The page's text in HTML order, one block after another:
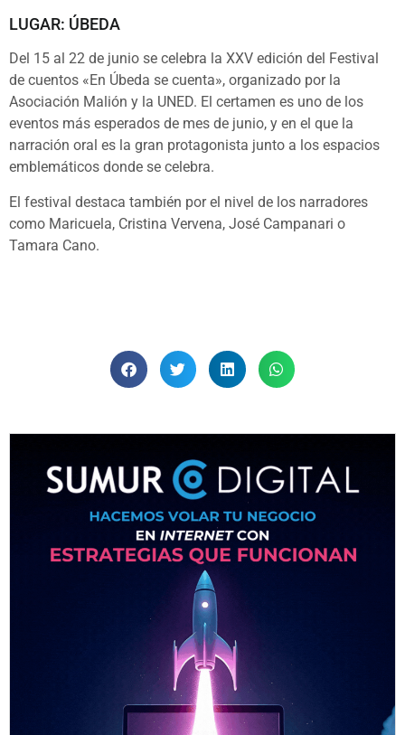
LUGAR: ÚBEDA
Del 15 al 22 de junio se celebra la XXV edición del Festival
de cuentos «En Úbeda se cuenta», organizado por la
Asociación Malión y la UNED. El certamen es uno de los
eventos más esperados de mes de junio, y en el que la
narración oral es la gran protagonista junto a los espacios
emblemáticos donde se celebra.
El festival destaca también por el nivel de los narradores
como Maricuela, Cristina Vervena, José Campanari o
Tamara Cano.